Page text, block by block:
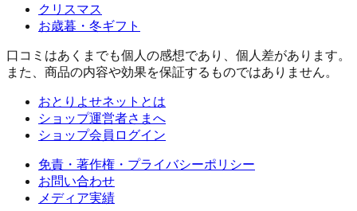
クリスマス
お歳暮・冬ギフト
口コミはあくまでも個人の感想であり、個人差があります。
また、商品の内容や効果を保証するものではありません。
おとりよせネットとは
ショップ運営者さまへ
ショップ会員ログイン
免責・著作権・プライバシーポリシー
お問い合わせ
メディア実績